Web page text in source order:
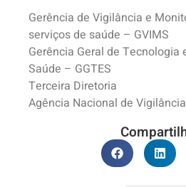
Gerência de Vigilância e
serviços de saúde – GVIMS
Gerência Geral de Tecnologia
Saúde – GGTES
Terceira Diretoria
Agência Nacional de